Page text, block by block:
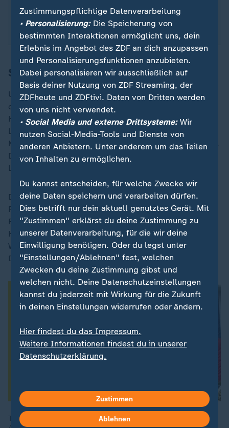
des Jahres genauso wiederholen. Deshalb können
berichtete Zahlen voneinander abweichen.
Sparen bei den Ärmsten
Um die Steuerausfälle teilweise zu kompensieren, will
die Regierung bei Sozialprogrammen kürzen. Die
Krankenversicherung Medicaid und die staatliche
Lebensmittelhilfe stehen auf der Streichliste. Millionen
Menschen könnten ihre Krankenversicherung verlieren.
Dabei sind mehr als 70 Millionen US-Bürger auf diese
Leistungen angewiesen.
Das Gesetz liegt nun dem Senat vor, wo die
Republikaner eine knappe Mehrheit haben. US-
Finanzminister Scott Bessent warnte bereits vor dem
Kongress: Der Schuldenpfad sei "nicht tragfähig".
Wann die Märkte endgültig rebellieren, bleibt unklar.
Doch die Zeichen stehen auf Sturm.
Trumps erste 100 Tage im Amt zeigen bereits ihre
Zustimmungspflichtige Datenverarbeitung
• Personalisierung:Die Speicherung von
bestimmten Interaktionen ermöglicht uns, dein
Erlebnis im Angebot des ZDF an dich anzupassen
und Personalisierungsfunktionen anzubieten.
Dabei personalisieren wir ausschließlich auf
Basis deiner Nutzung von ZDF Streaming, der
ZDFheute und ZDFtivi. Daten von Dritten werden
von uns nicht verwendet.
• Social Media und externe Drittsysteme:Wir
nutzen Social-Media-Tools und Dienste von
anderen Anbietern. Unter anderem um das Teilen
von Inhalten zu ermöglichen.
Du kannst entscheiden, für welche Zwecke wir
deine Daten speichern und verarbeiten dürfen.
Dies betrifft nur dein aktuell genutztes Gerät. Mit
"Zustimmen" erklärst du deine Zustimmung zu
unserer Datenverarbeitung, für die wir deine
Einwilligung benötigen. Oder du legst unter
"Einstellungen/Ablehnen" fest, welchen
Zwecken du deine Zustimmung gibst und
welchen nicht. Deine Datenschutzeinstellungen
kannst du jederzeit mit Wirkung für die Zukunft
in deinen Einstellungen widerrufen oder ändern.
Hier findest du das Impressum.
Weitere Informationen findest du in unserer
Datenschutzerklärung.
Zustimmen
Ablehnen